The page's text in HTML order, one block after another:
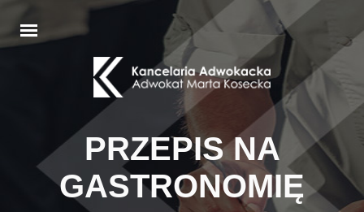
PRZEPIS NA
GASTRONOMIĘ